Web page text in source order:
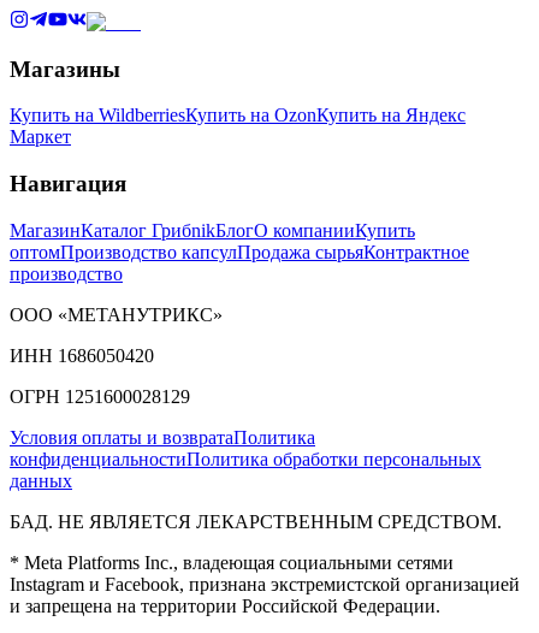
Магазины
Купить на WildberriesКупить на OzonКупить на Яндекс
Маркет
Навигация
МагазинКаталог ГрибnikБлогО компанииКупить
оптомПроизводство капсулПродажа сырьяКонтрактное
производство
ООО «МЕТАНУТРИКС»
ИНН 1686050420
ОГРН 1251600028129
Условия оплаты и возвратаПолитика
конфиденциальностиПолитика обработки персональных
данных
БАД. НЕ ЯВЛЯЕТСЯ ЛЕКАРСТВЕННЫМ СРЕДСТВОМ.
* Meta Platforms Inc., владеющая социальными сетями
Instagram и Facebook, признана экстремистской организацией
и запрещена на территории Российской Федерации.